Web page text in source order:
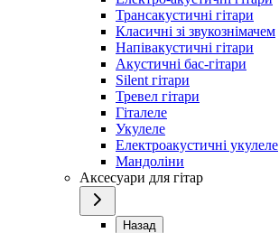
Трансакустичні гітари
Класичні зі звукознімачем
Напівакустичні гітари
Акустичні бас-гітари
Silent гітари
Тревел гітари
Гіталеле
Укулеле
Електроакустичні укулеле
Мандоліни
Аксесуари для гітар
Назад